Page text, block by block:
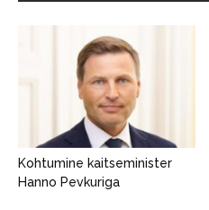
Kohtumine kaitseminister
Hanno Pevkuriga